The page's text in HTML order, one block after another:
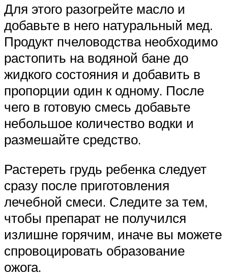
Для этого разогрейте масло и
добавьте в него натуральный мед.
Продукт пчеловодства необходимо
растопить на водяной бане до
жидкого состояния и добавить в
пропорции один к одному. После
чего в готовую смесь добавьте
небольшое количество водки и
размешайте средство.
Растереть грудь ребенка следует
сразу после приготовления
лечебной смеси. Следите за тем,
чтобы препарат не получился
излишне горячим, иначе вы можете
спровоцировать образование
ожога.